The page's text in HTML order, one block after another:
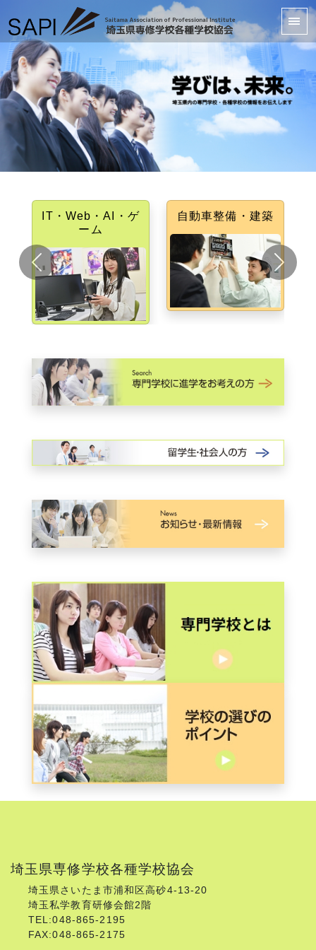
IT・Web・AI・ゲ
ーム
自動車整備・建築
Previous Next
埼玉県専修学校各種学校協会
埼玉県さいたま市浦和区高砂4-13-20
埼玉私学教育研修会館2階
TEL:048-865-2195
FAX:048-865-2175